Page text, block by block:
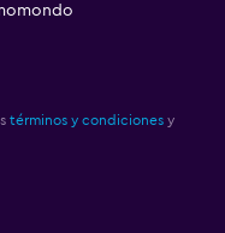
términos y condiciones y